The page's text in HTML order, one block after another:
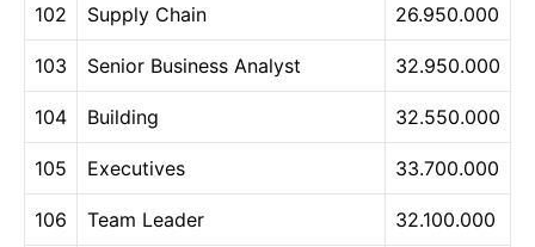
102 Supply Chain 26.950.000
103 Senior Business Analyst 32.950.000
104 Building 32.550.000
105 Executives 33.700.000
106 Team Leader 32.100.000